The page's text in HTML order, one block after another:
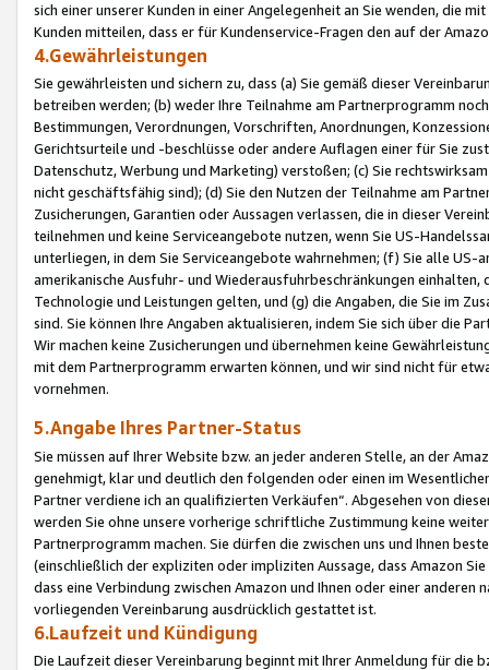
sich einer unserer Kunden in einer Angelegenheit an Sie wenden, die
Kunden mitteilen, dass er für Kundenservice-Fragen den auf der
4.Gewährleistungen
Sie gewährleisten und sichern zu, dass (a) Sie gemäß dieser
betreiben werden; (b) weder Ihre Teilnahme am Partnerprogramm
Bestimmungen, Verordnungen, Vorschriften, Anordnungen,
Gerichtsurteile und -beschlüsse oder andere Auflagen einer für Sie
Datenschutz, Werbung und Marketing) verstoßen; (c) Sie
nicht geschäftsfähig sind); (d) Sie den Nutzen der Teilnahme am
Zusicherungen, Garantien oder Aussagen verlassen, die in dieser
teilnehmen und keine Serviceangebote nutzen, wenn Sie US-
unterliegen, in dem Sie Serviceangebote wahrnehmen; (f) Sie alle
amerikanische Ausfuhr- und Wiederausfuhrbeschränkungen
Technologie und Leistungen gelten, und (g) die Angaben, die Sie im
sind. Sie können Ihre Angaben aktualisieren, indem Sie sich über die
Wir machen keine Zusicherungen und übernehmen keine
mit dem Partnerprogramm erwarten können, und wir sind nicht für
vornehmen.
5.Angabe Ihres Partner-Status
Sie müssen auf Ihrer Website bzw. an jeder anderen Stelle, an der
genehmigt, klar und deutlich den folgenden oder einen im
Partner verdiene ich an qualifizierten Verkäufen“. Abgesehen von
werden Sie ohne unsere vorherige schriftliche Zustimmung keine
Partnerprogramm machen. Sie dürfen die zwischen uns und Ihnen
(einschließlich der expliziten oder impliziten Aussage, dass Amazon
dass eine Verbindung zwischen Amazon und Ihnen oder einer
vorliegenden Vereinbarung ausdrücklich gestattet ist.
6.Laufzeit und Kündigung
Die Laufzeit dieser Vereinbarung beginnt mit Ihrer Anmeldung für die